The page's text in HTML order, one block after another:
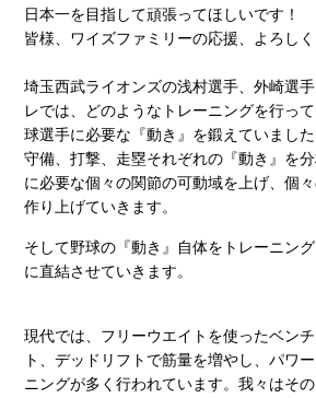
日本一を目指して頑張ってほしいです！
皆様、ワイズファミリーの応援、よろしく
埼玉西武ライオンズの浅村選手、外崎選
レでは、どのようなトレーニングを行っ
球選手に必要な『動き』を鍛えていました
守備、打撃、走塁それぞれの『動き』を分
に必要な個々の関節の可動域を上げ、個
作り上げていきます。
そして野球の『動き』自体をトレーニン
に直結させていきます。
現代では、フリーウエイトを使ったベン
ト、デッドリフトで筋量を増やし、パワ
ニングが多く行われています。我々はそ